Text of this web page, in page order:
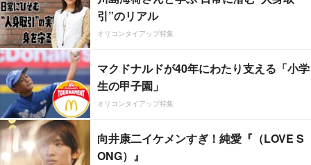
引”のリアル
オリコンタイアップ特集
マクドナルドが40年にわたり支える「小学
生の甲子園」
オリコンタイアップ特集
向井康二イケメンすぎ！純愛『（LOVE S
ONG）』